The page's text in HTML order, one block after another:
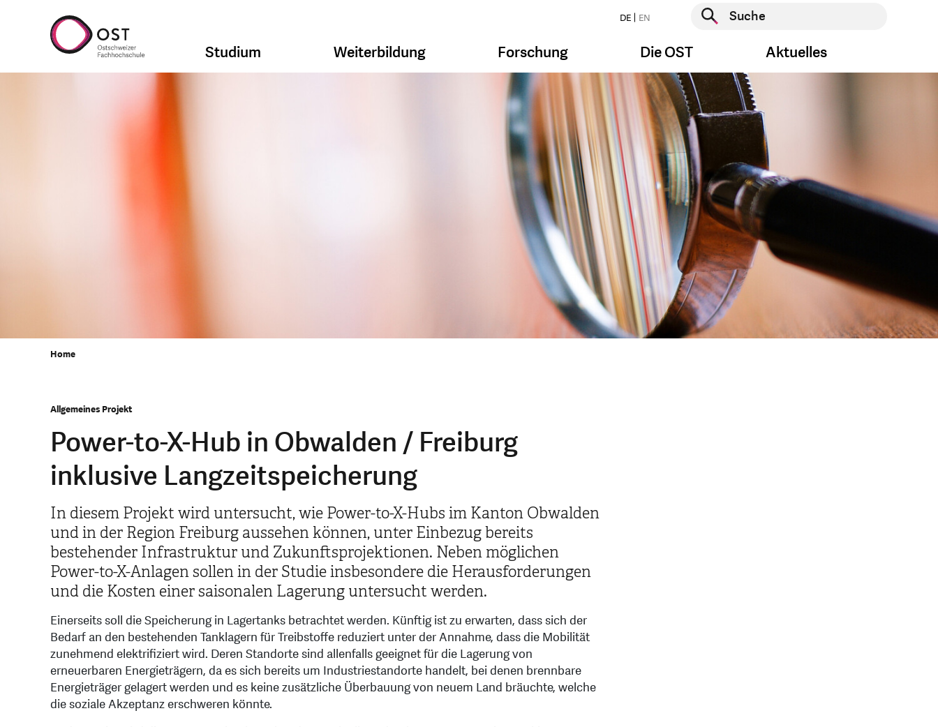
DE EN
Suche starten
Studium Weiterbildung Forschung Die OST Aktuelles
Home
Allgemeines Projekt
Power-to-X-Hub in Obwalden / Freiburg
inklusive Langzeitspeicherung
In diesem Projekt wird untersucht, wie Power-to-X-Hubs im Kanton Obwalden
und in der Region Freiburg aussehen können, unter Einbezug bereits
bestehender Infrastruktur und Zukunftsprojektionen. Neben möglichen
Power-to-X-Anlagen sollen in der Studie insbesondere die Herausforderungen
und die Kosten einer saisonalen Lagerung untersucht werden.
Einerseits soll die Speicherung in Lagertanks betrachtet werden. Künftig ist zu erwarten, dass sich der
Bedarf an den bestehenden Tanklagern für Treibstoffe reduziert unter der Annahme, dass die Mobilität
zunehmend elektrifiziert wird. Deren Standorte sind allenfalls geeignet für die Lagerung von
erneuerbaren Energieträgern, da es sich bereits um Industriestandorte handelt, bei denen brennbare
Energieträger gelagert werden und es keine zusätzliche Überbauung von neuem Land bräuchte, welche
die soziale Akzeptanz erschweren könnte.